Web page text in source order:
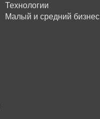
Технологии
Малый и средний бизнес